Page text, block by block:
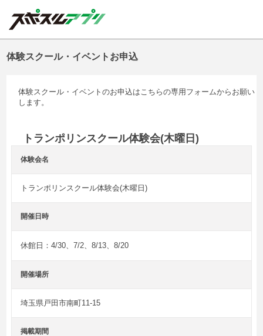
体験スクール・イベントお申込
体験スクール・イベントのお申込はこちらの専用フォームからお願い
します。
トランポリンスクール体験会(木曜日)
体験会名
トランポリンスクール体験会(木曜日)
開催日時
休館日：4/30、7/2、8/13、8/20
開催場所
埼玉県戸田市南町11-15
掲載期間